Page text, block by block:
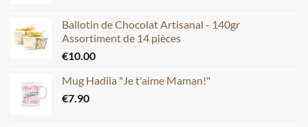
Ballotin de Chocolat Artisanal - 140gr
Assortiment de 14 pièces
€10.00
Mug Hadiia "Je t'aime Maman!"
€7.90